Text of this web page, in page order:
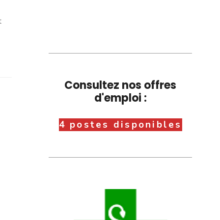
Consultez nos offres
d'emploi :
4 postes disponibles